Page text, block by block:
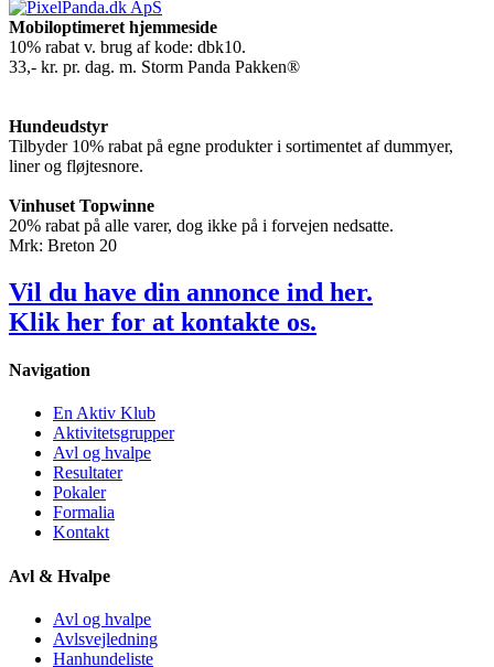
Mobiloptimeret hjemmeside
10% rabat v. brug af kode: dbk10.
33,- kr. pr. dag. m. Storm Panda Pakken®
Hundeudstyr
Tilbyder 10% rabat på egne produkter i sortimentet af dummyer,
liner og fløjtesnore.
Vinhuset Topwinne
20% rabat på alle varer, dog ikke på i forvejen nedsatte.
Mrk: Breton 20
Vil du have din annonce ind her.
Klik her for at kontakte os.
Navigation
En Aktiv Klub
Aktivitetsgrupper
Avl og hvalpe
Resultater
Pokaler
Formalia
Kontakt
Avl & Hvalpe
Avl og hvalpe
Avlsvejledning
Hanhundeliste